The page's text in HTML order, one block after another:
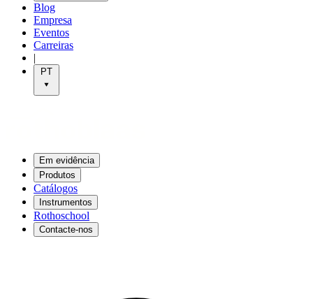
Blog
Empresa
Eventos
Carreiras
|
PT
Em evidência
Produtos
Catálogos
Instrumentos
Rothoschool
Contacte-nos